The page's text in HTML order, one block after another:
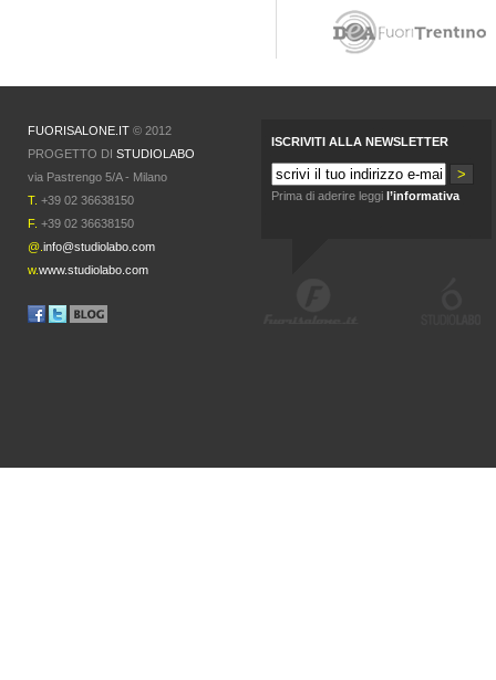
FUORISALONE.IT © 2012
PROGETTO DI STUDIOLABO
via Pastrengo 5/A - Milano
T. +39 02 36638150
F. +39 02 36638150
@. info@studiolabo.com
w.www.studiolabo.com
ISCRIVITI ALLA NEWSLETTER
Prima di aderire leggi l’informativa